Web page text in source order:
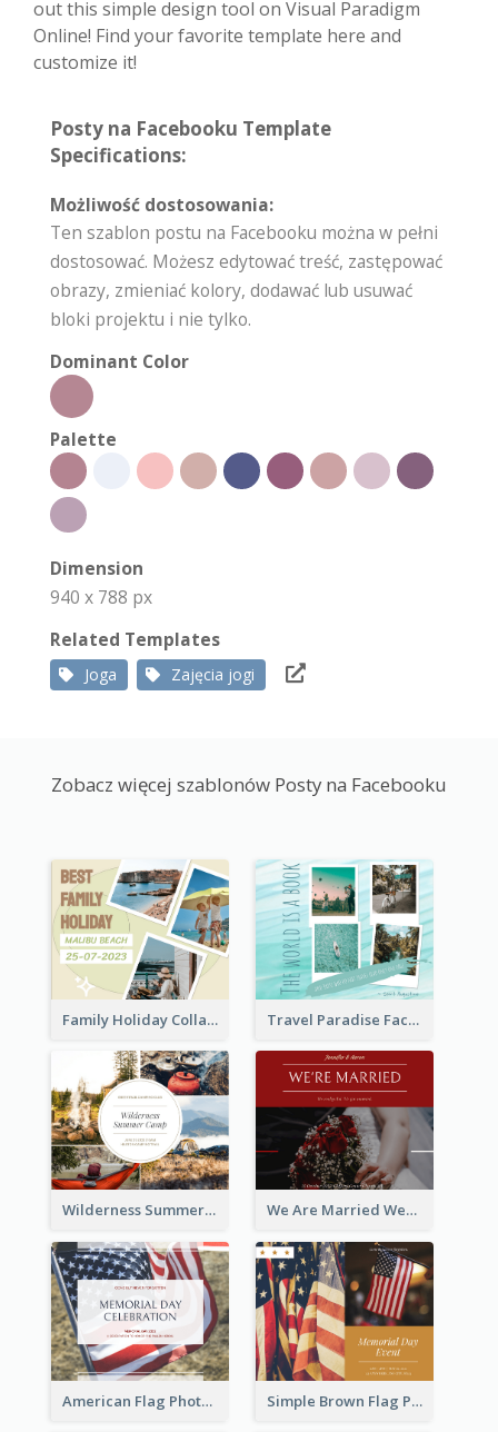
out this simple design tool on Visual Paradigm
Online! Find your favorite template here and
customize it!
Posty na Facebooku Template
Specifications:
Możliwość dostosowania:
Ten szablon postu na Facebooku można w pełni
dostosować. Możesz edytować treść, zastępować
obrazy, zmieniać kolory, dodawać lub usuwać
bloki projektu i nie tylko.
Dominant Color
Palette
Dimension
940 x 788 px
Related Templates
Joga Zajęcia jogi
Zobacz więcej szablonów Posty na Facebooku
Family Holiday Collage Facebook Post Travel Paradise Facebook Post
Wilderness Summer Camp Facebook Post We Are Married Wedding Facebook Post
American Flag Photo Memorial Day Celebration Facebook Post Simple Brown Flag Photo Memorial Day Facebook Post